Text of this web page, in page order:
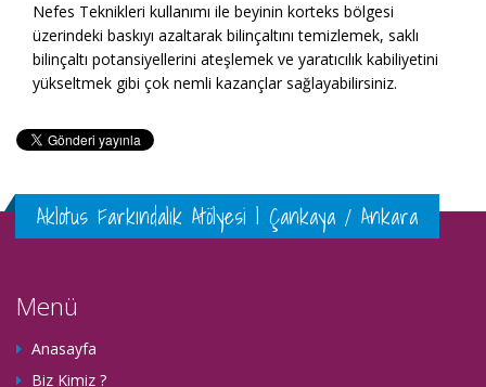
Nefes Teknikleri kullanımı ile beyinin korteks bölgesi
üzerindeki baskıyı azaltarak bilinçaltını temizlemek, saklı
bilinçaltı potansiyellerini ateşlemek ve yaratıcılık kabiliyetini
yükseltmek gibi çok nemli kazançlar sağlayabilirsiniz.
Aklotus Farkındalık Atölyesi | Çankaya / Ankara
Menü
Anasayfa
Biz Kimiz ?